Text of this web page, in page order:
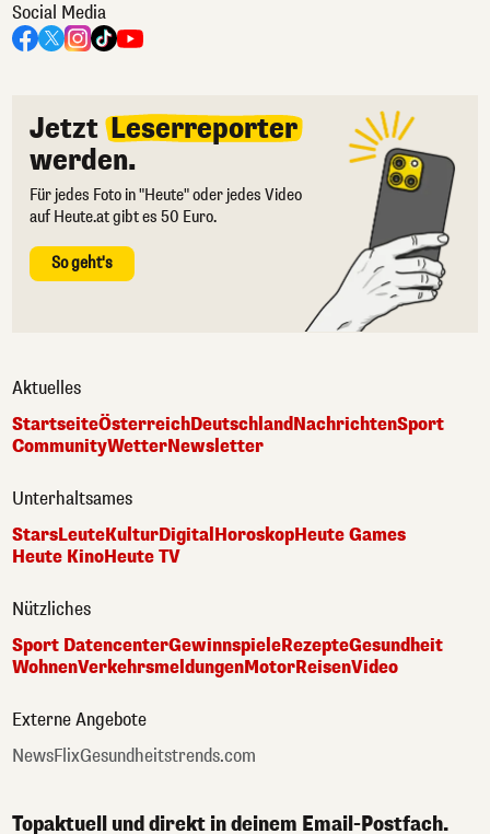
Social Media
Jetzt Leserreporter
werden.
Für jedes Foto in "Heute" oder jedes Video
auf Heute.at gibt es 50 Euro.
So geht's
Aktuelles
StartseiteÖsterreichDeutschlandNachrichtenSport
CommunityWetterNewsletter
Unterhaltsames
StarsLeuteKulturDigital HoroskopHeute Games
Heute KinoHeute TV
Nützliches
Sport DatencenterGewinnspieleRezepteGesundheit
WohnenVerkehrsmeldungenMotorReisenVideo
Externe Angebote
NewsFlixGesundheitstrends.com
Topaktuell und direkt in deinem Email-Postfach.